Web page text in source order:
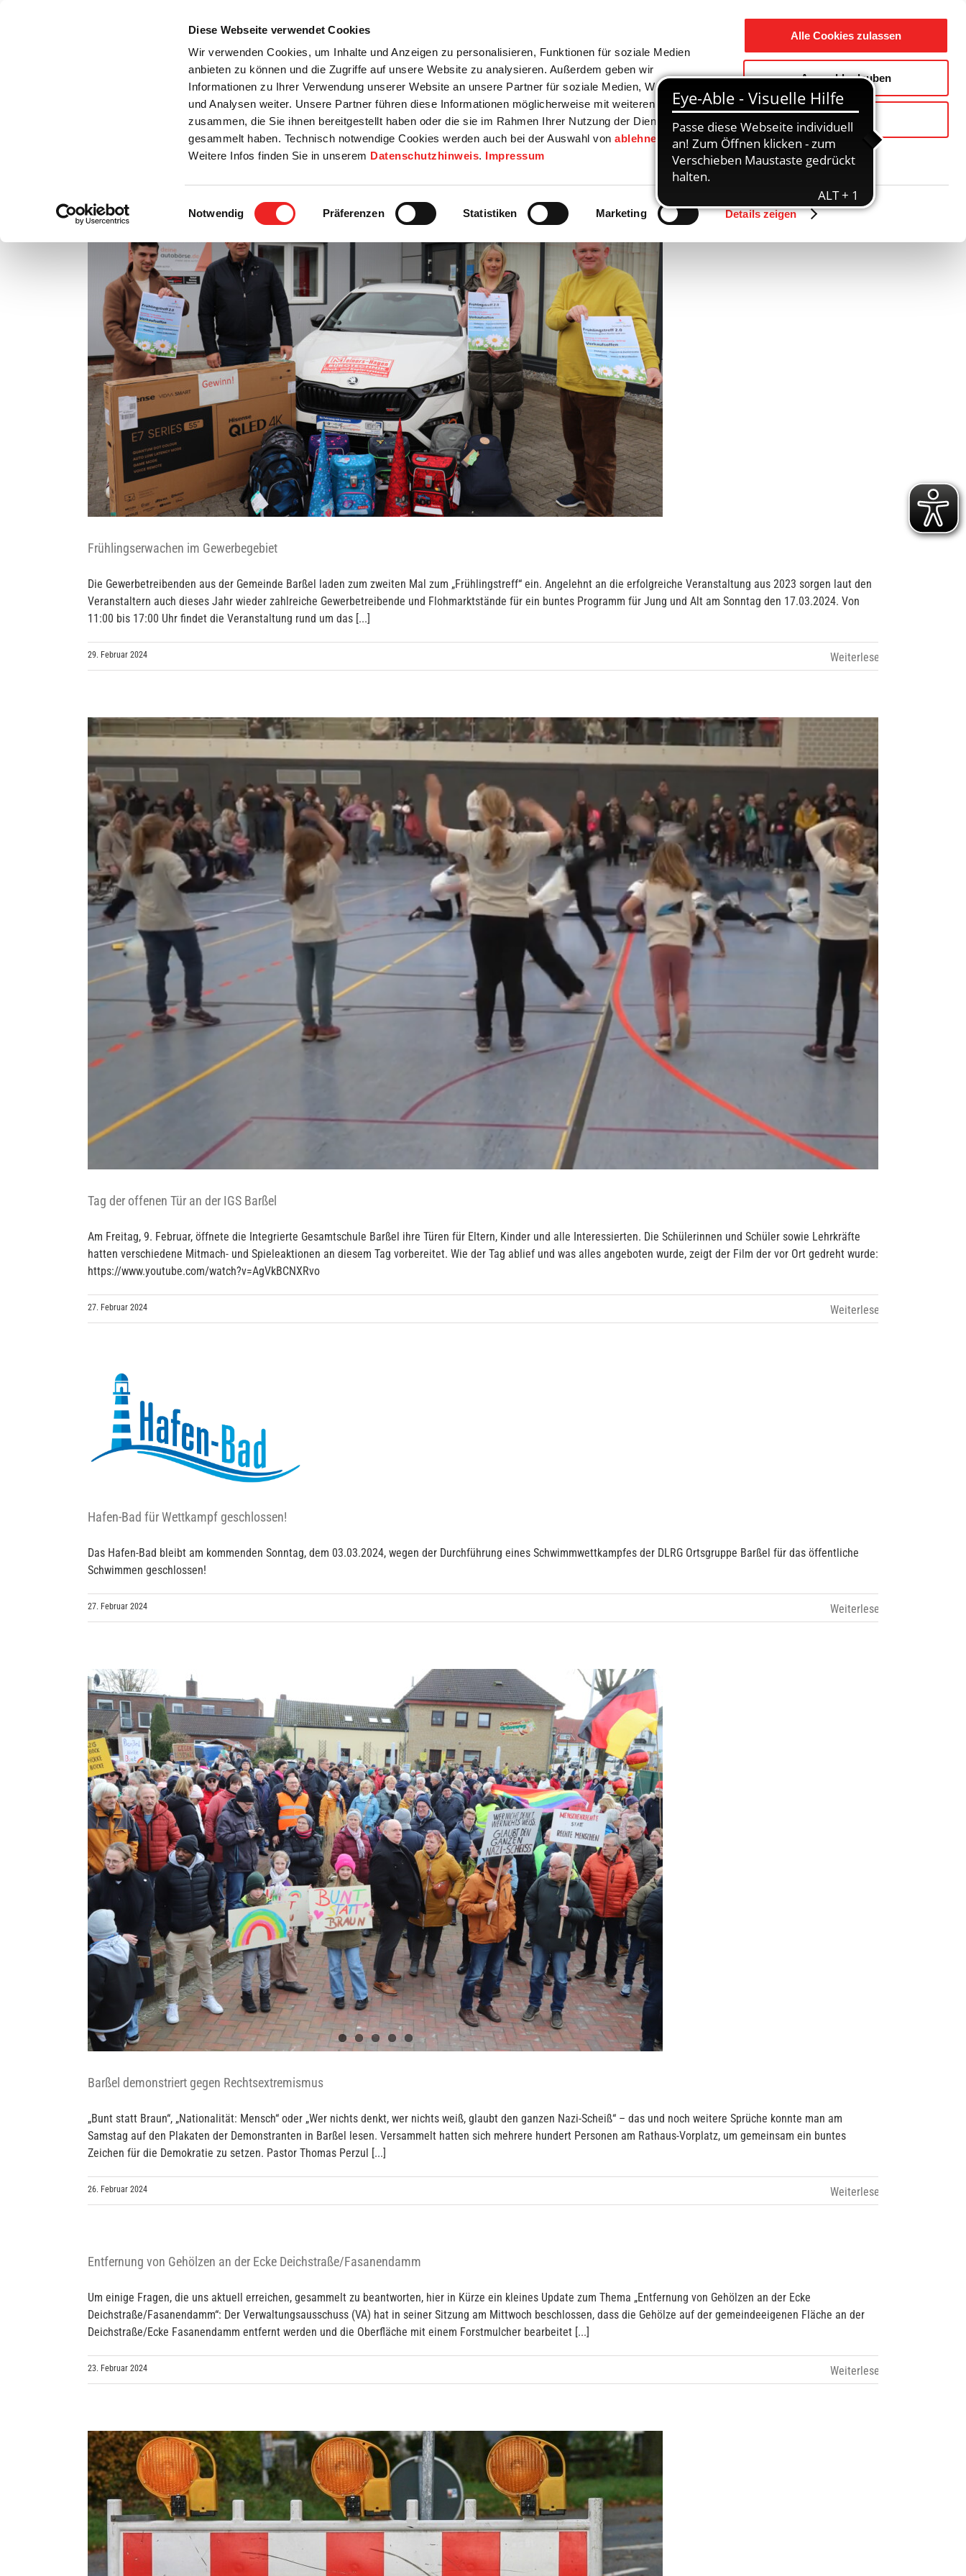
Diese Webseite verwendet Cookies
Wir verwenden Cookies, um Inhalte und Anzeigen zu personalisieren, Funktionen für soziale Medien
anbieten zu können und die Zugriffe auf unsere Website zu analysieren. Außerdem geben wir
Informationen zu Ihrer Verwendung unserer Website an unsere Partner für soziale Medien, Werbung
und Analysen weiter. Unsere Partner führen diese Informationen möglicherweise mit weiteren Daten
zusammen, die Sie ihnen bereitgestellt haben oder die sie im Rahmen Ihrer Nutzung der Dienste
gesammelt haben. Technisch notwendige Cookies werden auch bei der Auswahl vonablehnen
gesetzt.
Weitere Infos finden Sie in unserem Datenschutzhinweis. Impressum
Einwilligungsauswahl
Notwendig Präferenzen Statistiken Marketing Details zeigen
Alle Cookies zulassen
Auswahl erlauben
Ablehnen
Startseite
Bürgerservice Rats- / Bürgerinfo Wirtschaft / Wohnen Bildung / Soziales Touristik / Freizeit Gemeinde / Geschichte
Frühlingserwachen im Gewerbegebiet
Die Gewerbetreibenden aus der Gemeinde Barßel laden zum zweiten Mal zum „Frühlingstreff“ ein. Angelehnt an die erfolgreiche Veranstaltung aus 2023 sorgen laut den
Veranstaltern auch dieses Jahr wieder zahlreiche Gewerbetreibende und Flohmarktstände für ein buntes Programm für Jung und Alt am Sonntag den 17.03.2024. Von
11:00 bis 17:00 Uhr findet die Veranstaltung rund um das [...]
29. Februar 2024
Tag der offenen Tür an der IGS Barßel
Am Freitag, 9. Februar, öffnete die Integrierte Gesamtschule Barßel ihre Türen für Eltern, Kinder und alle Interessierten. Die Schülerinnen und Schüler sowie Lehrkräfte
hatten verschiedene Mitmach- und Spieleaktionen an diesem Tag vorbereitet. Wie der Tag ablief und was alles angeboten wurde, zeigt der Film der vor Ort gedreht wurde:
https://www.youtube.com/watch?v=AgVkBCNXRvo
27. Februar 2024
Hafen-Bad für Wettkampf geschlossen!
Das Hafen-Bad bleibt am kommenden Sonntag, dem 03.03.2024, wegen der Durchführung eines Schwimmwettkampfes der DLRG Ortsgruppe Barßel für das öffentliche
Schwimmen geschlossen!
27. Februar 2024
Barßel demonstriert gegen Rechtsextremismus
„Bunt statt Braun“, „Nationalität: Mensch“ oder „Wer nichts denkt, wer nichts weiß, glaubt den ganzen Nazi-Scheiß“ – das und noch weitere Sprüche konnte man am
Samstag auf den Plakaten der Demonstranten in Barßel lesen. Versammelt hatten sich mehrere hundert Personen am Rathaus-Vorplatz, um gemeinsam ein buntes
Zeichen für die Demokratie zu setzen. Pastor Thomas Perzul [...]
26. Februar 2024
Entfernung von Gehölzen an der Ecke Deichstraße/Fasanendamm
Um einige Fragen, die uns aktuell erreichen, gesammelt zu beantworten, hier in Kürze ein kleines Update zum Thema „Entfernung von Gehölzen an der Ecke
Deichstraße/Fasanendamm“: Der Verwaltungsausschuss (VA) hat in seiner Sitzung am Mittwoch beschlossen, dass die Gehölze auf der gemeindeeigenen Fläche an der
Deichstraße/Ecke Fasanendamm entfernt werden und die Oberfläche mit einem Forstmulcher bearbeitet [...]
23. Februar 2024